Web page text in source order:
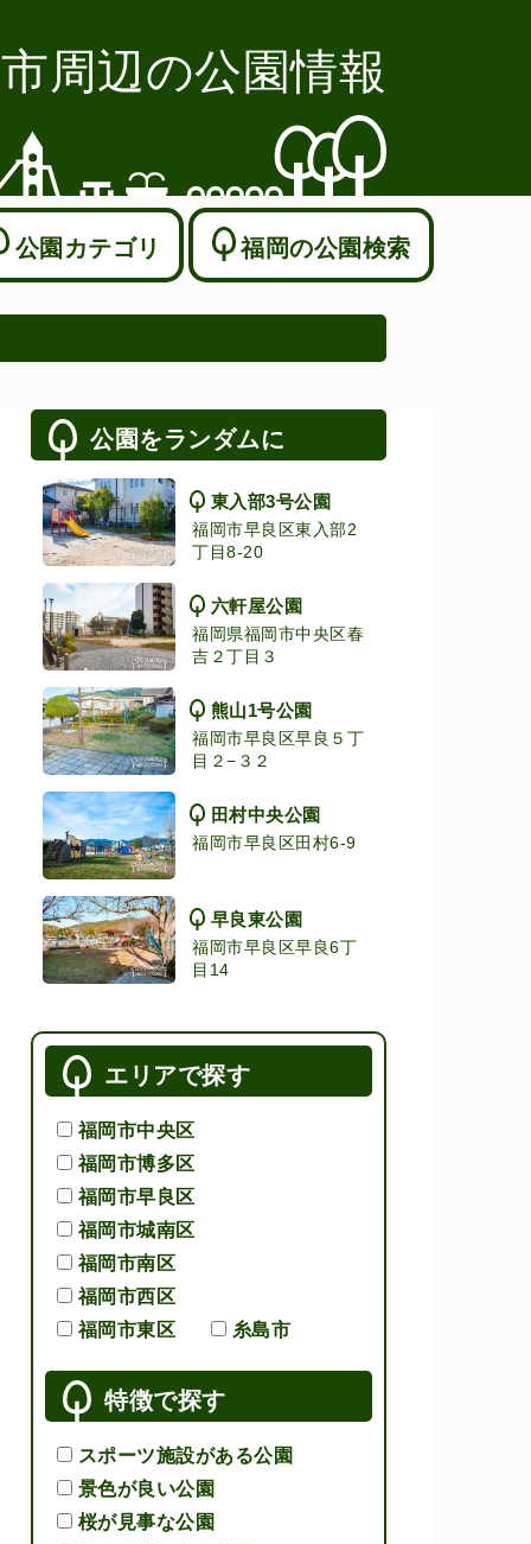
周辺の公園情報
公園カテゴリ 福岡の公園検索
公園をランダムに
東入部3号公園
福岡市早良区東入部2
丁目8-20
六軒屋公園
福岡県福岡市中央区春
吉２丁目３
熊山1号公園
福岡市早良区早良５丁
目２−３２
田村中央公園
福岡市早良区田村6-9
早良東公園
福岡市早良区早良6丁
目14
エリアで探す
福岡市中央区
福岡市博多区
福岡市早良区
福岡市城南区
福岡市南区
福岡市西区
福岡市東区
糸島市
特徴で探す
スポーツ施設がある公園
景色が良い公園
桜が見事な公園